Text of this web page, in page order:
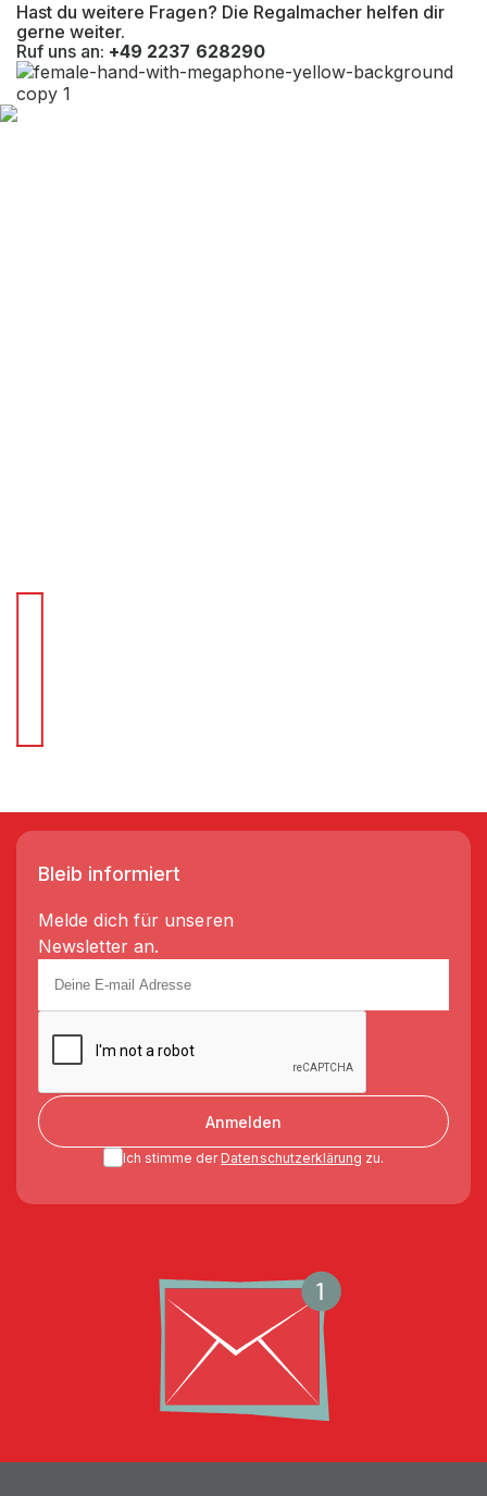
Befestigungsart Bodenbefestigung
Hast du weitere Fragen? Die Regalmacher helfen dir
gerne weiter.
Ruf uns an: +49 2237 628290
Bleib informiert
Melde dich für unseren
Newsletter an.
Anmelden
Ich stimme der Datenschutzerklärung zu.